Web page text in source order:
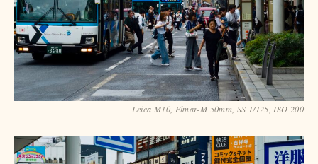
Leica M10, Elmar-M 50mm, SS 1/125, ISO 200